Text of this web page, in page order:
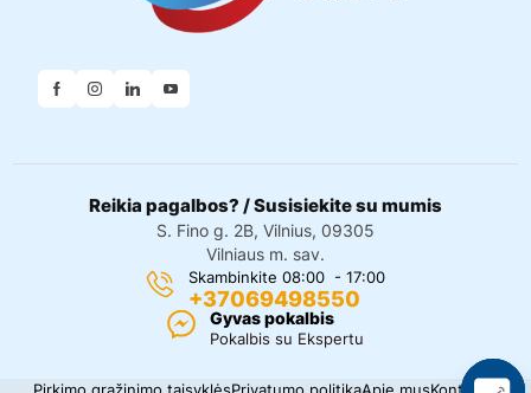
Reikia pagalbos? / Susisiekite su mumis
S. Fino g. 2B, Vilnius, 09305
Vilniaus m. sav.
Skambinkite 08:00 - 17:00
+37069498550
Gyvas pokalbis
Pokalbis su Ekspertu